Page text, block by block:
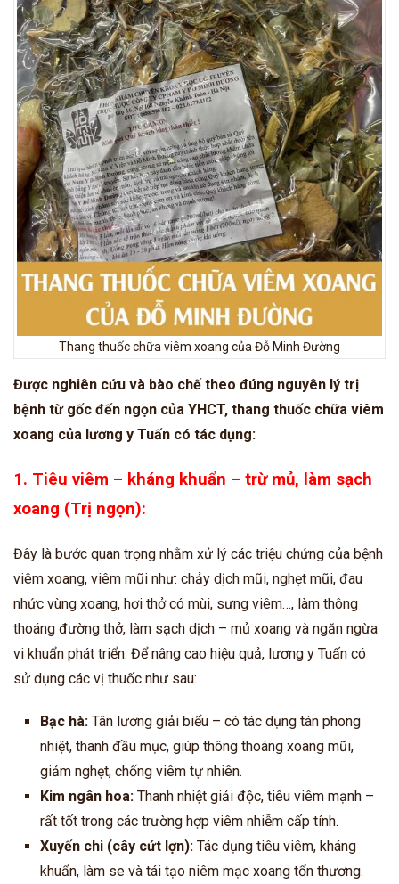
Thang thuốc chữa viêm xoang của Đỗ Minh Đường
Được nghiên cứu và bào chế theo đúng nguyên lý trị
bệnh từ gốc đến ngọn của YHCT, thang thuốc chữa viêm
xoang của lương y Tuấn có tác dụng:
1. Tiêu viêm – kháng khuẩn – trừ mủ, làm sạch
xoang (Trị ngọn):
Đây là bước quan trọng nhằm xử lý các triệu chứng của bệnh
viêm xoang, viêm mũi như: chảy dịch mũi, nghẹt mũi, đau
nhức vùng xoang, hơi thở có mùi, sưng viêm…, làm thông
thoáng đường thở, làm sạch dịch – mủ xoang và ngăn ngừa
vi khuẩn phát triển. Để nâng cao hiệu quả, lương y Tuấn có
sử dụng các vị thuốc như sau:
Bạc hà: Tân lương giải biểu – có tác dụng tán phong
nhiệt, thanh đầu mục, giúp thông thoáng xoang mũi,
giảm nghẹt, chống viêm tự nhiên.
Kim ngân hoa: Thanh nhiệt giải độc, tiêu viêm mạnh –
rất tốt trong các trường hợp viêm nhiễm cấp tính.
Xuyến chi (cây cứt lợn): Tác dụng tiêu viêm, kháng
khuẩn, làm se và tái tạo niêm mạc xoang tổn thương.